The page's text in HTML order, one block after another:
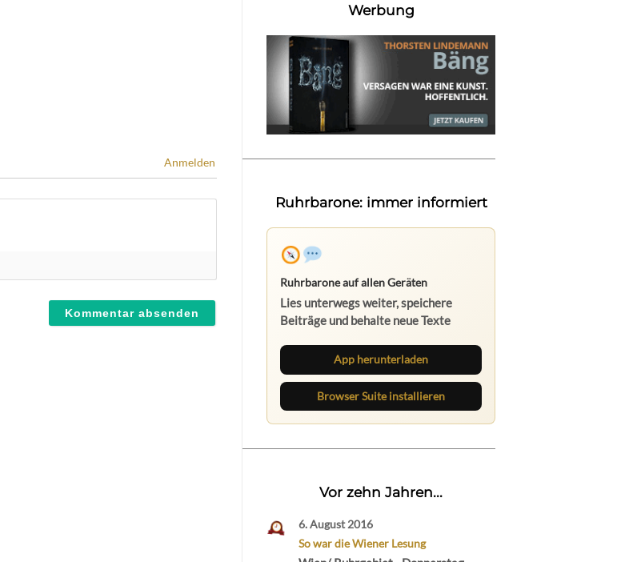
Anmelden
Werbung
Ruhrbarone: immer informiert
Ruhrbarone auf allen Geräten
Lies unterwegs weiter, speichere
Beiträge und behalte neue Texte
App herunterladen
Browser Suite installieren
Vor zehn Jahren...
6. August 2016
So war die Wiener Lesung